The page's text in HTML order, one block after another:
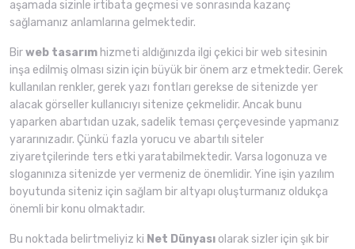
aşamada sizinle irtibata geçmesi ve sonrasında kazanç
sağlamanız anlamlarına gelmektedir.
Birweb tasarım hizmeti aldığınızda ilgi çekici bir web sitesinin
inşa edilmiş olması sizin için büyük bir önem arz etmektedir. Gerek
kullanılan renkler, gerek yazı fontları gerekse de sitenizde yer
alacak görseller kullanıcıyı sitenize çekmelidir. Ancak bunu
yaparken abartıdan uzak, sadelik teması çerçevesinde yapmanız
yararınızadır. Çünkü fazla yorucu ve abartılı siteler
ziyaretçilerinde ters etki yaratabilmektedir. Varsa logonuza ve
sloganınıza sitenizde yer vermeniz de önemlidir. Yine işin yazılım
boyutunda siteniz için sağlam bir altyapı oluşturmanız oldukça
önemli bir konu olmaktadır.
Bu noktada belirtmeliyiz ki Net Dünyası olarak sizler için şık bir